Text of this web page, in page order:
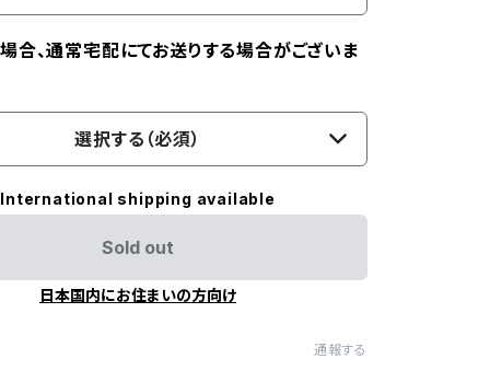
合、通常宅配にてお送りする場合がございま
選択する（必須）
International shipping available
Sold out
日本国内にお住まいの方向け
通報する